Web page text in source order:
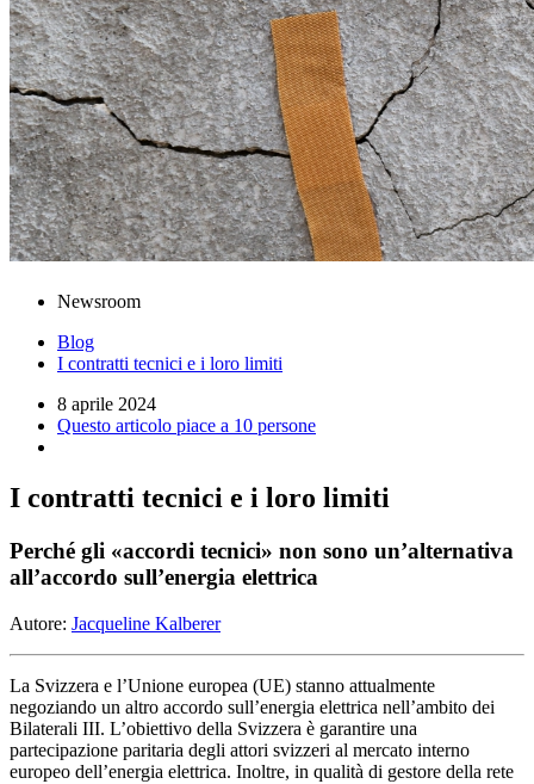
Newsroom
Blog
I contratti tecnici e i loro limiti
8 aprile 2024
Questo articolo piace a 10 persone
I contratti tecnici e i loro limiti
Perché gli «accordi tecnici» non sono un’alternativa
all’accordo sull’energia elettrica
Autore: Jacqueline Kalberer
La Svizzera e l’Unione europea (UE) stanno attualmente
negoziando un altro accordo sull’energia elettrica nell’ambito dei
Bilaterali III. L’obiettivo della Svizzera è garantire una
partecipazione paritaria degli attori svizzeri al mercato interno
europeo dell’energia elettrica. Inoltre, in qualità di gestore della rete